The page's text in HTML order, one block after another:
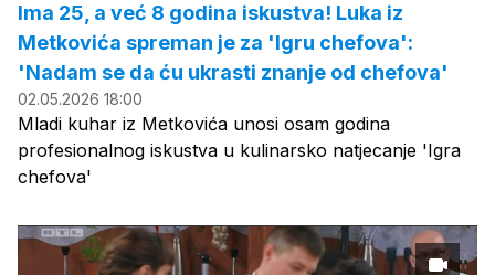
Ima 25, a već 8 godina iskustva! Luka iz
Metkovića spreman je za 'Igru chefova':
'Nadam se da ću ukrasti znanje od chefova'
02.05.2026 18:00
Mladi kuhar iz Metkovića unosi osam godina
profesionalnog iskustva u kulinarsko natjecanje 'Igra
chefova'